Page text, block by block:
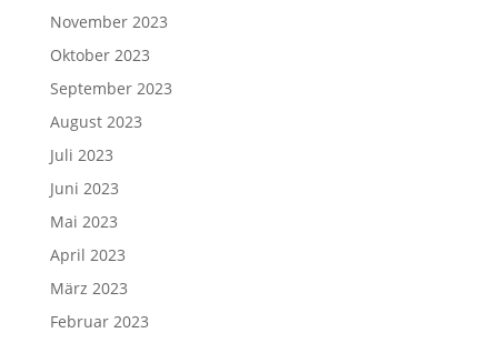
November 2023
Oktober 2023
September 2023
August 2023
Juli 2023
Juni 2023
Mai 2023
April 2023
März 2023
Februar 2023